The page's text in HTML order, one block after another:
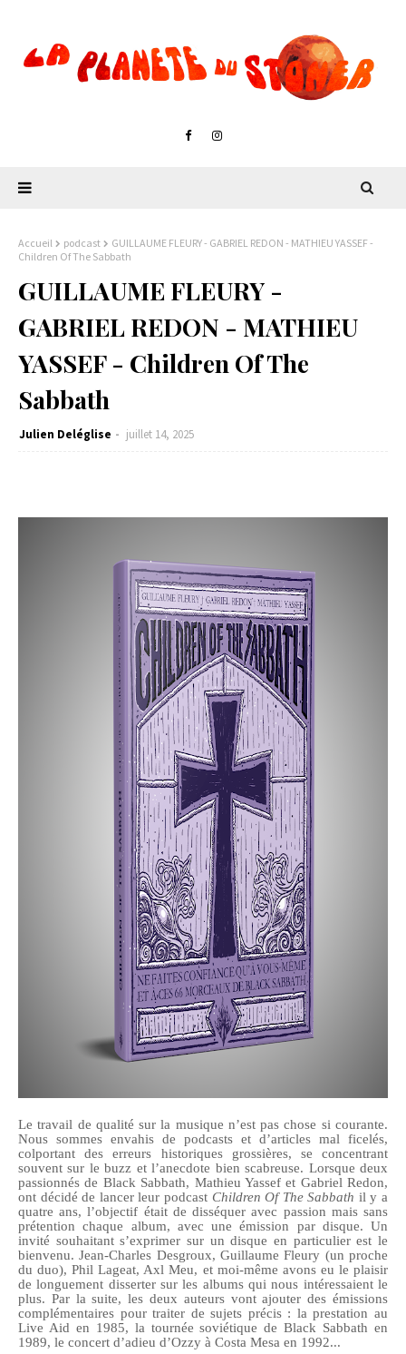
Accueil podcast
GUILLAUME FLEURY - GABRIEL REDON - MATHIEU YASSEF -
Children Of The Sabbath
GUILLAUME FLEURY -
GABRIEL REDON - MATHIEU
YASSEF - Children Of The
Sabbath
Julien Deléglise juillet 14, 2025
Le travail de qualité sur la musique n’est pas chose si courante.
Nous sommes envahis de podcasts et d’articles mal ficelés,
colportant des erreurs historiques grossières, se concentrant
souvent sur le buzz et l’anecdote bien scabreuse. Lorsque deux
passionnés de Black Sabbath, Mathieu Yassef et Gabriel Redon,
ont décidé de lancer leur podcast Children Of The Sabbath il y a
quatre ans, l’objectif était de disséquer avec passion mais sans
prétention chaque album, avec une émission par disque. Un
invité souhaitant s’exprimer sur un disque en particulier est le
bienvenu. Jean-Charles Desgroux, Guillaume Fleury (un proche
du duo), Phil Lageat, Axl Meu, et moi-même avons eu le plaisir
de longuement disserter sur les albums qui nous intéressaient le
plus. Par la suite, les deux auteurs vont ajouter des émissions
complémentaires pour traiter de sujets précis : la prestation au
Live Aid en 1985, la tournée soviétique de Black Sabbath en
1989, le concert d’adieu d’Ozzy à Costa Mesa en 1992...